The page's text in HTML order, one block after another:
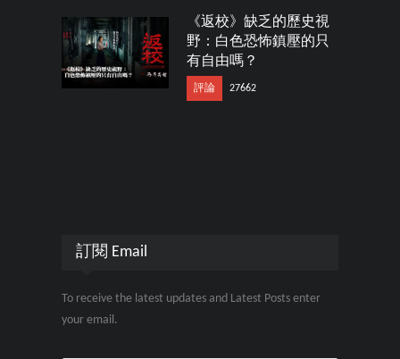
《返校》缺乏的歷史視
野：白色恐怖鎮壓的只
有自由嗎？
評論 27662
訂閱 Email
To receive the latest updates and Latest Posts enter
your email.